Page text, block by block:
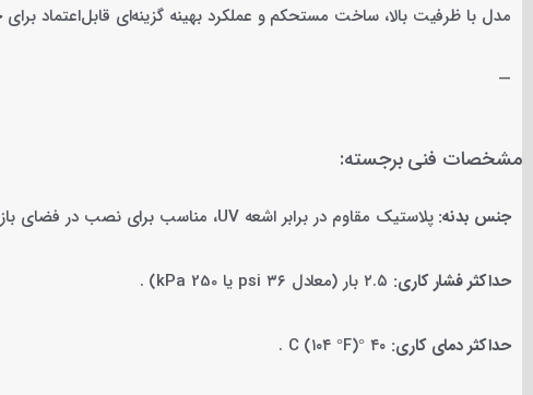
مدل با ظرفیت بالا، ساخت مستحکم و عملکرد بهینه گزینه‌ای قابل‌اعتماد
—
مشخصات فنی برجسته:
جنس بدنه: پلاستیک مقاوم در برابر اشعه UV، مناسب برای نصب در فضای باز .
حداکثر فشار کاری:
حداکثر دمای کاری: ۴۰ °C (۱۰۴ °F) .